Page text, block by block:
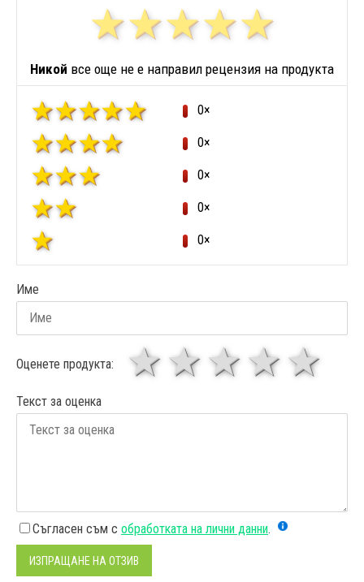
Никой все още не е направил рецензия на продукта
0×
0×
0×
0×
0×
Име
Оценете продукта: 4
3
звезди
1 звезда
Текст за оценка
Съгласен съм с обработката на лични данни.
ИЗПРАЩАНЕ НА ОТЗИВ